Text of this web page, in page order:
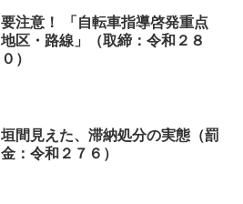
要注意！ 「自転車指導啓発重点
地区・路線」（取締：令和２８
０）
垣間見えた、滞納処分の実態（罰
金：令和２７６）